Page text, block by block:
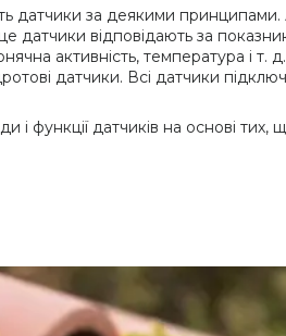
датчики за деякими принципами.
датчики відповідають за
активність, температура і т.
датчики. Всі датчики
і функції датчиків на основі